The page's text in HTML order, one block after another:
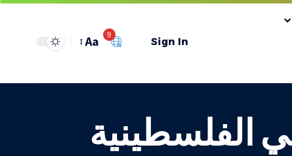
Sign In
9
Aa
الفلسطينية